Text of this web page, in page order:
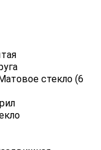
Матовое стекло (6